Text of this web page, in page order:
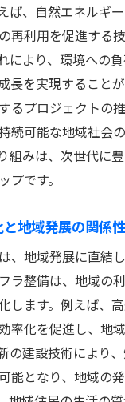
技術の進化が地域に
術が地域社会を豊
い土木技術で未来
技術で実現する環境
に配慮した土木技術
術が環境問題を解
変えるための環境
守る土木技術の新
創る持続可能なコ
ニティ形成を支え
術で持続可能な社
技術によるコミュニ
能な地域社会を目
術で地域コミュニ
ば、自然エネルギ
再利用を促進する
により、環境への
長を実現することが
るプロジェクトの
続可能な地域社会
組みは、次世代に
プです。
地域発展の関係性
、地域発展に直結
ラ整備は、地域の
します。例えば、
率化を促進し、地
の建設技術により
能となり、地域の